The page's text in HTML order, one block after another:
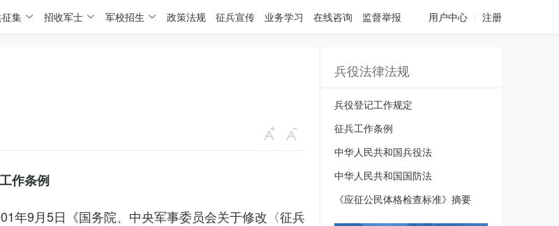
征集 招收军士 军校招生 政策法规 征兵宣传 业务学习 在线咨询 监督举报 用户中心 注册
作条例
年9月5日《国务院、中央军事委员会关于修改〈征兵
兵役法律法规
兵役登记工作规定
征兵工作条例
中华人民共和国兵役法
中华人民共和国国防法
《应征公民体格检查标准》摘要